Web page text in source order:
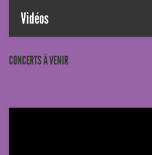
Vidéos
CONCERTS À VENIR